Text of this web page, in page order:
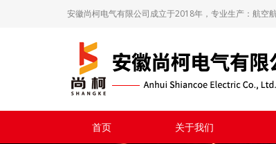
安徽尚柯电气有限公司成立于2018年，专业生产：航空
首页 关于我们